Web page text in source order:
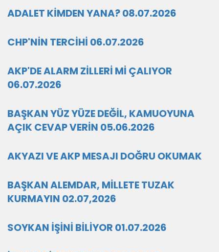
ADALET KİMDEN YANA? 08.07.2026
CHP'NİN TERCİHİ 06.07.2026
AKP'DE ALARM ZİLLERİ Mİ ÇALIYOR
06.07.2026
BAŞKAN YÜZ YÜZE DEĞİL, KAMUOYUNA
AÇIK CEVAP VERİN 05.06.2026
AKYAZI VE AKP MESAJI DOĞRU OKUMAK
BAŞKAN ALEMDAR, MİLLETE TUZAK
KURMAYIN 02.07,2026
SOYKAN İŞİNİ BİLİYOR 01.07.2026